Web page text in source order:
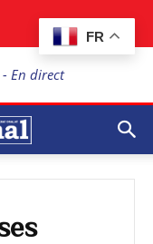
FR
En direct